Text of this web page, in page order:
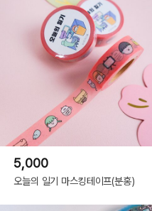
5,000
오늘의 일기 마스킹테이프(분홍)